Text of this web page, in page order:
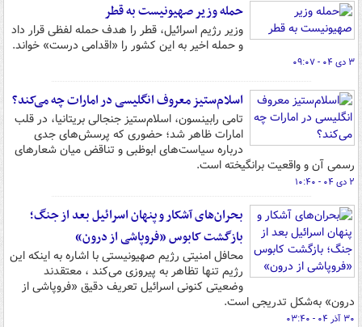
حمله وزیر صهیونیست به قطر
وزیر رژیم اسرائیل، قطر را هدف حمله لفظی قرار داد
و حمله اخیر به این کشور را «اقدامی درست» خواند.
۳ دی ۰۴ - ۰۹:۰۷
اسلام‌ستیز معروف انگلیسی در امارات چه می‌کند؟
تامی رابینسون، اسلام‌ستیز جنجالی بریتانیا، در قلب
امارات ظاهر شد؛ حضوری که پرسش‌های جدی
درباره سیاست‌های ابوظبی و تناقض میان شعارهای
رسمی آن و واقعیت برانگیخته است.
۲ دی ۰۴ - ۱۰:۴۰
بحران‌های آشکار و پنهان اسرائیل بعد از جنگ؛
بازگشت کابوس «فروپاشی از درون»
محافل امنیتی رژیم صهیونیستی با اشاره به اینکه این
رژیم تنها تظاهر به پیروزی می‌کند ، معتقدند
وضعیتی کنونی اسرائیل تعریف دقیق «فروپاشی از
درون» به‌شکل تدریجی است.
۳۰ آذر ۰۴ - ۰۳:۴۰